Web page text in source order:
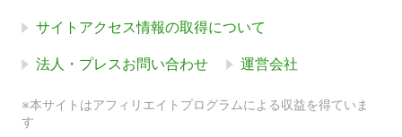
サイトアクセス情報の取得について
法人・プレスお問い合わせ 運営会社
※本サイトはアフィリエイトプログラムによる収益を得ていま
す